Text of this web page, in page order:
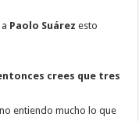
a Paolo Suárez esto
crees que tres
entiendo mucho lo que